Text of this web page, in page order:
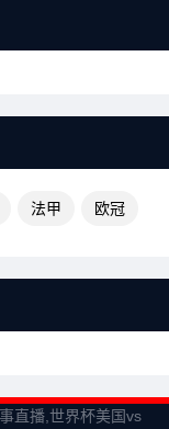
法甲 欧冠
直播,世界杯美国vs